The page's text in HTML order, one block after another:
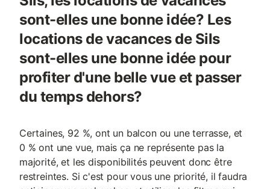
sont-elles une bonne idée? Les
locations de vacances de Sils
sont-elles une bonne idée pour
profiter d'une belle vue et passer
du temps dehors?
Certaines, 92 %, ont un balcon ou une terrasse, et
0 % ont une vue, mais ça ne représente pas la
majorité, et les disponibilités peuvent donc être
restreintes. Si c'est pour vous une priorité, il faudra